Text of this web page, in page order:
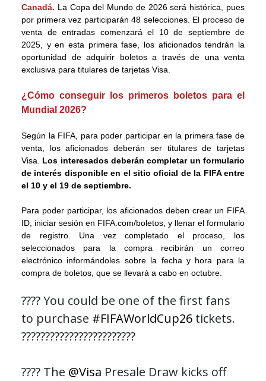
Canadá. La Copa del Mundo de 2026 será histórica, pues
por primera vez participarán 48 selecciones. El proceso de
venta de entradas comenzará el 10 de septiembre de
2025, y en esta primera fase, los aficionados tendrán la
oportunidad de adquirir boletos a través de una venta
exclusiva para titulares de tarjetas Visa.
¿Cómo conseguir los primeros boletos para el
Mundial 2026?
Según la FIFA, para poder participar en la primera fase de
venta, los aficionados deberán ser titulares de tarjetas
Visa.
Los interesados deberán completar un formulario
de interés disponible en el sitio oficial de la FIFA entre
el 10 y el 19 de septiembre.
Para poder participar, los aficionados deben crear un FIFA
ID, iniciar sesión en FIFA.com/boletos, y llenar el formulario
de registro. Una vez completado el proceso, los
seleccionados para la compra recibirán un correo
electrónico informándoles sobre la fecha y hora para la
compra de boletos, que se llevará a cabo en octubre.
???? You could be one of the first fans
to purchase #FIFAWorldCup26 tickets.
????????????????????????
???? The @Visa Presale Draw kicks off